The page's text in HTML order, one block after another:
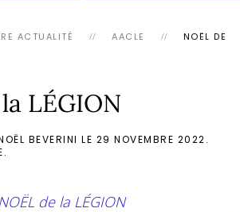
ACTUALITÉ AACLE
NOËL DE
LÉGION
BEVERINI LE 29 NOVEMBRE 2022.
.
NOËL de la LÉGION